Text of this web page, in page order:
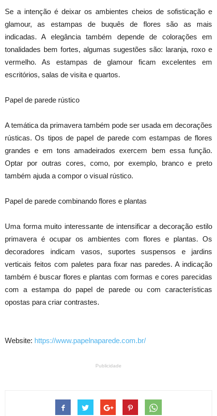
Se a intenção é deixar os ambientes cheios de sofisticação e
glamour, as estampas de buquês de flores são as mais
indicadas. A elegância também depende de colorações em
tonalidades bem fortes, algumas sugestões são: laranja, roxo e
vermelho. As estampas de glamour ficam excelentes em
escritórios, salas de visita e quartos.
Papel de parede rústico
A temática da primavera também pode ser usada em decorações
rústicas. Os tipos de papel de parede com estampas de flores
grandes e em tons amadeirados exercem bem essa função.
Optar por outras cores, como, por exemplo, branco e preto
também ajuda a compor o visual rústico.
Papel de parede combinando flores e plantas
Uma forma muito interessante de intensificar a decoração estilo
primavera é ocupar os ambientes com flores e plantas. Os
decoradores indicam vasos, suportes suspensos e jardins
verticais feitos com paletes para fixar nas paredes. A indicação
também é buscar flores e plantas com formas e cores parecidas
com a estampa do papel de parede ou com características
opostas para criar contrastes.
Website: https://www.papelnaparede.com.br/
Publicidade